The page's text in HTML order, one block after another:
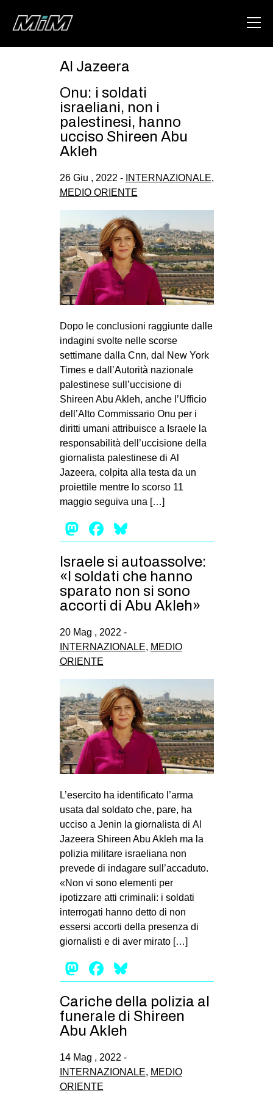
ABOUT
AREA
GAZA FREESTYLE
CSOA LAMBRETTA
STUDENTI TSUNAMI
ZAM
MILANO
MOBILITAZIONI
SPAZI
SPORT POPOLARE
MOVIMENTI
AMBIENTE
ANTIFASCISMO
DIRITTO ALL’ABITARE
MIGRAZIONI
PRECARIATO
STUDENTI
CULTURE
ARTE
CINEMA
MUSICA
INTERNAZIONALE
AFRICA
AMERICHE
ESTREMO ORIENTE
EUROPA
MEDIO ORIENTE
MONDO
EVENTI
tw
bsky
SEARCH
Al Jazeera
Onu: i soldati
israeliani, non i
palestinesi, hanno
ucciso Shireen Abu
Akleh
26 Giu , 2022 - INTERNAZIONALE,
MEDIO ORIENTE
Dopo le conclusioni raggiunte dalle
indagini svolte nelle scorse
settimane dalla Cnn, dal New York
Times e dall’Autorità nazionale
palestinese sull’uccisione di
Shireen Abu Akleh, anche l’Ufficio
dell’Alto Commissario Onu per i
diritti umani attribuisce a Israele la
responsabilità dell’uccisione della
giornalista palestinese di Al
Jazeera, colpita alla testa da un
proiettile mentre lo scorso 11
maggio seguiva una […]
Mastodon
Facebook
Israele si autoassolve:
«I soldati che hanno
sparato non si sono
accorti di Abu Akleh»
20 Mag , 2022 -
INTERNAZIONALE, MEDIO
ORIENTE
L’esercito ha identificato l’arma
usata dal soldato che, pare, ha
ucciso a Jenin la giornalista di Al
Jazeera Shireen Abu Akleh ma la
polizia militare israeliana non
prevede di indagare sull’accaduto.
«Non vi sono elementi per
ipotizzare atti criminali: i soldati
interrogati hanno detto di non
essersi accorti della presenza di
giornalisti e di aver mirato […]
Mastodon
Facebook
Cariche della polizia al
funerale di Shireen
Abu Akleh
14 Mag , 2022 -
INTERNAZIONALE, MEDIO
ORIENTE